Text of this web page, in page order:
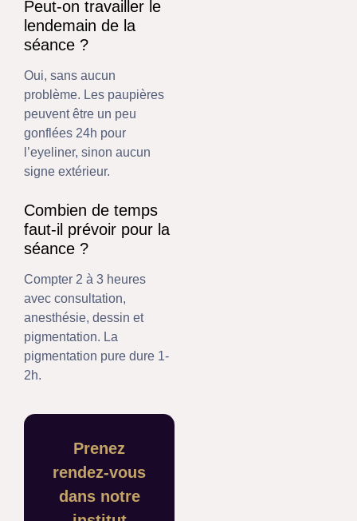
Peut-on travailler le
lendemain de la
séance ?
Oui, sans aucun
problème. Les paupières
peuvent être un peu
gonflées 24h pour
l’eyeliner, sinon aucun
signe extérieur.
Combien de temps
faut-il prévoir pour la
séance ?
Compter 2 à 3 heures
avec consultation,
anesthésie, dessin et
pigmentation. La
pigmentation pure dure 1-
2h.
Prenez
rendez-vous
dans notre